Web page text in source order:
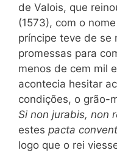
de Valois, que
(1573), com o
príncipe teve de se
promessas para
menos de cem mil
acontecia hesitar
condições, o grão-
Si non jurabis, non
estes pacta
logo que o rei